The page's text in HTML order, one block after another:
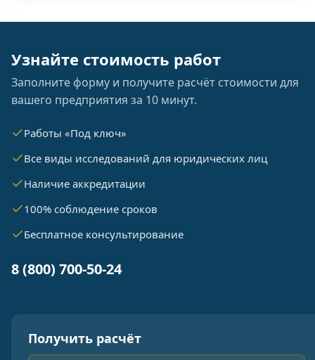
Узнайте стоимость работ
Заполните форму и получите расчёт стоимости для
вашего предприятия за 10 минут.
Работы «Под ключ»
Все виды исследований для юридических лиц
Наличие аккредитации
100% соблюдение сроков
Бесплатное консультирование
8 (800) 700-50-24
Получить расчёт